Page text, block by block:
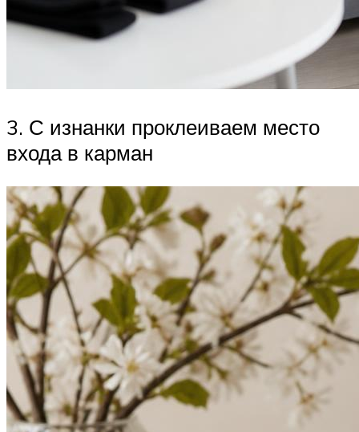
3. С изнанки проклеиваем место
входа в карман